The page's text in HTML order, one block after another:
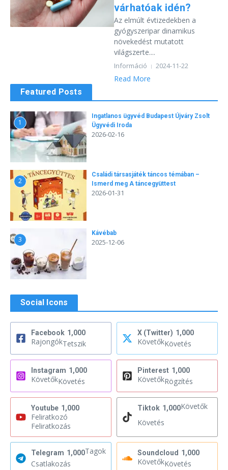
várhatóak idén?
Az elmúlt évtizedekben a
gyógyszeripar dinamikus
növekedést mutatott
világszerte....
Információ 2024-11-22
Read More
Featured Posts
1
Ingatlanos ügyvéd Budapest Újváry Zsolt
Ügyvédi Iroda
2026-02-16
2
Családi társasjáték táncos témában –
Ismerd meg A táncegyüttest
2026-01-31
3
Kávébab
2025-12-06
Social Icons
Facebook 1,000
RajongókTetszik
X (Twitter) 1,000
KövetőkKövetés
Instagram 1,000
KövetőkKövetés
Pinterest 1,000
KövetőkRögzítés
Youtube 1,000
Feliratkozó
Feliratkozás
Tiktok 1,000Követők
Követés
Telegram 1,000Tagok
Csatlakozás
Soundcloud 1,000
KövetőkKövetés